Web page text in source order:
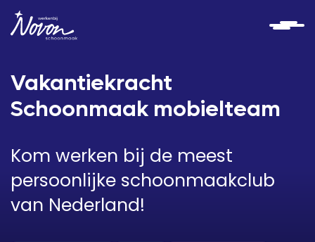
Vakantiekracht
Schoonmaak mobielteam
Kom werken bij de meest
persoonlijke schoonmaakclub
van Nederland!